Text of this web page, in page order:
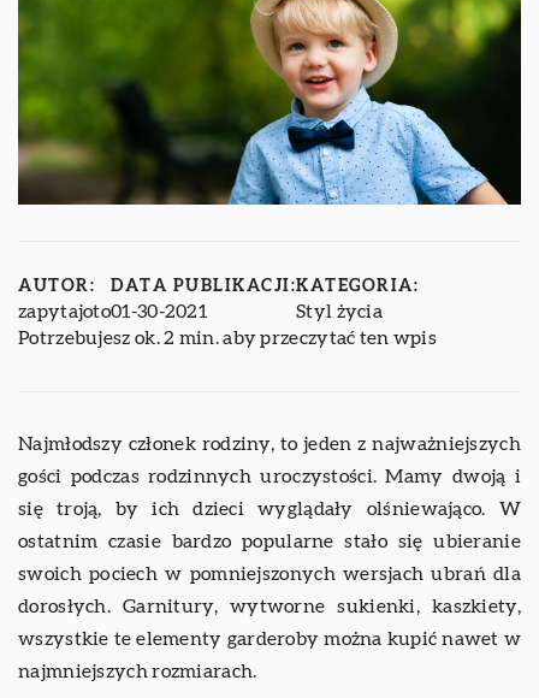
AUTOR:
zapytajoto
DATA PUBLIKACJI:
01-30-2021
KATEGORIA:
Styl życia
Potrzebujesz ok. 2 min. aby przeczytać ten wpis
Najmłodszy członek rodziny, to jeden z najważniejszych
gości podczas rodzinnych uroczystości. Mamy dwoją i
się troją, by ich dzieci wyglądały olśniewająco. W
ostatnim czasie bardzo popularne stało się ubieranie
swoich pociech w pomniejszonych wersjach ubrań dla
dorosłych. Garnitury, wytworne sukienki, kaszkiety,
wszystkie te elementy garderoby można kupić nawet w
najmniejszych rozmiarach.